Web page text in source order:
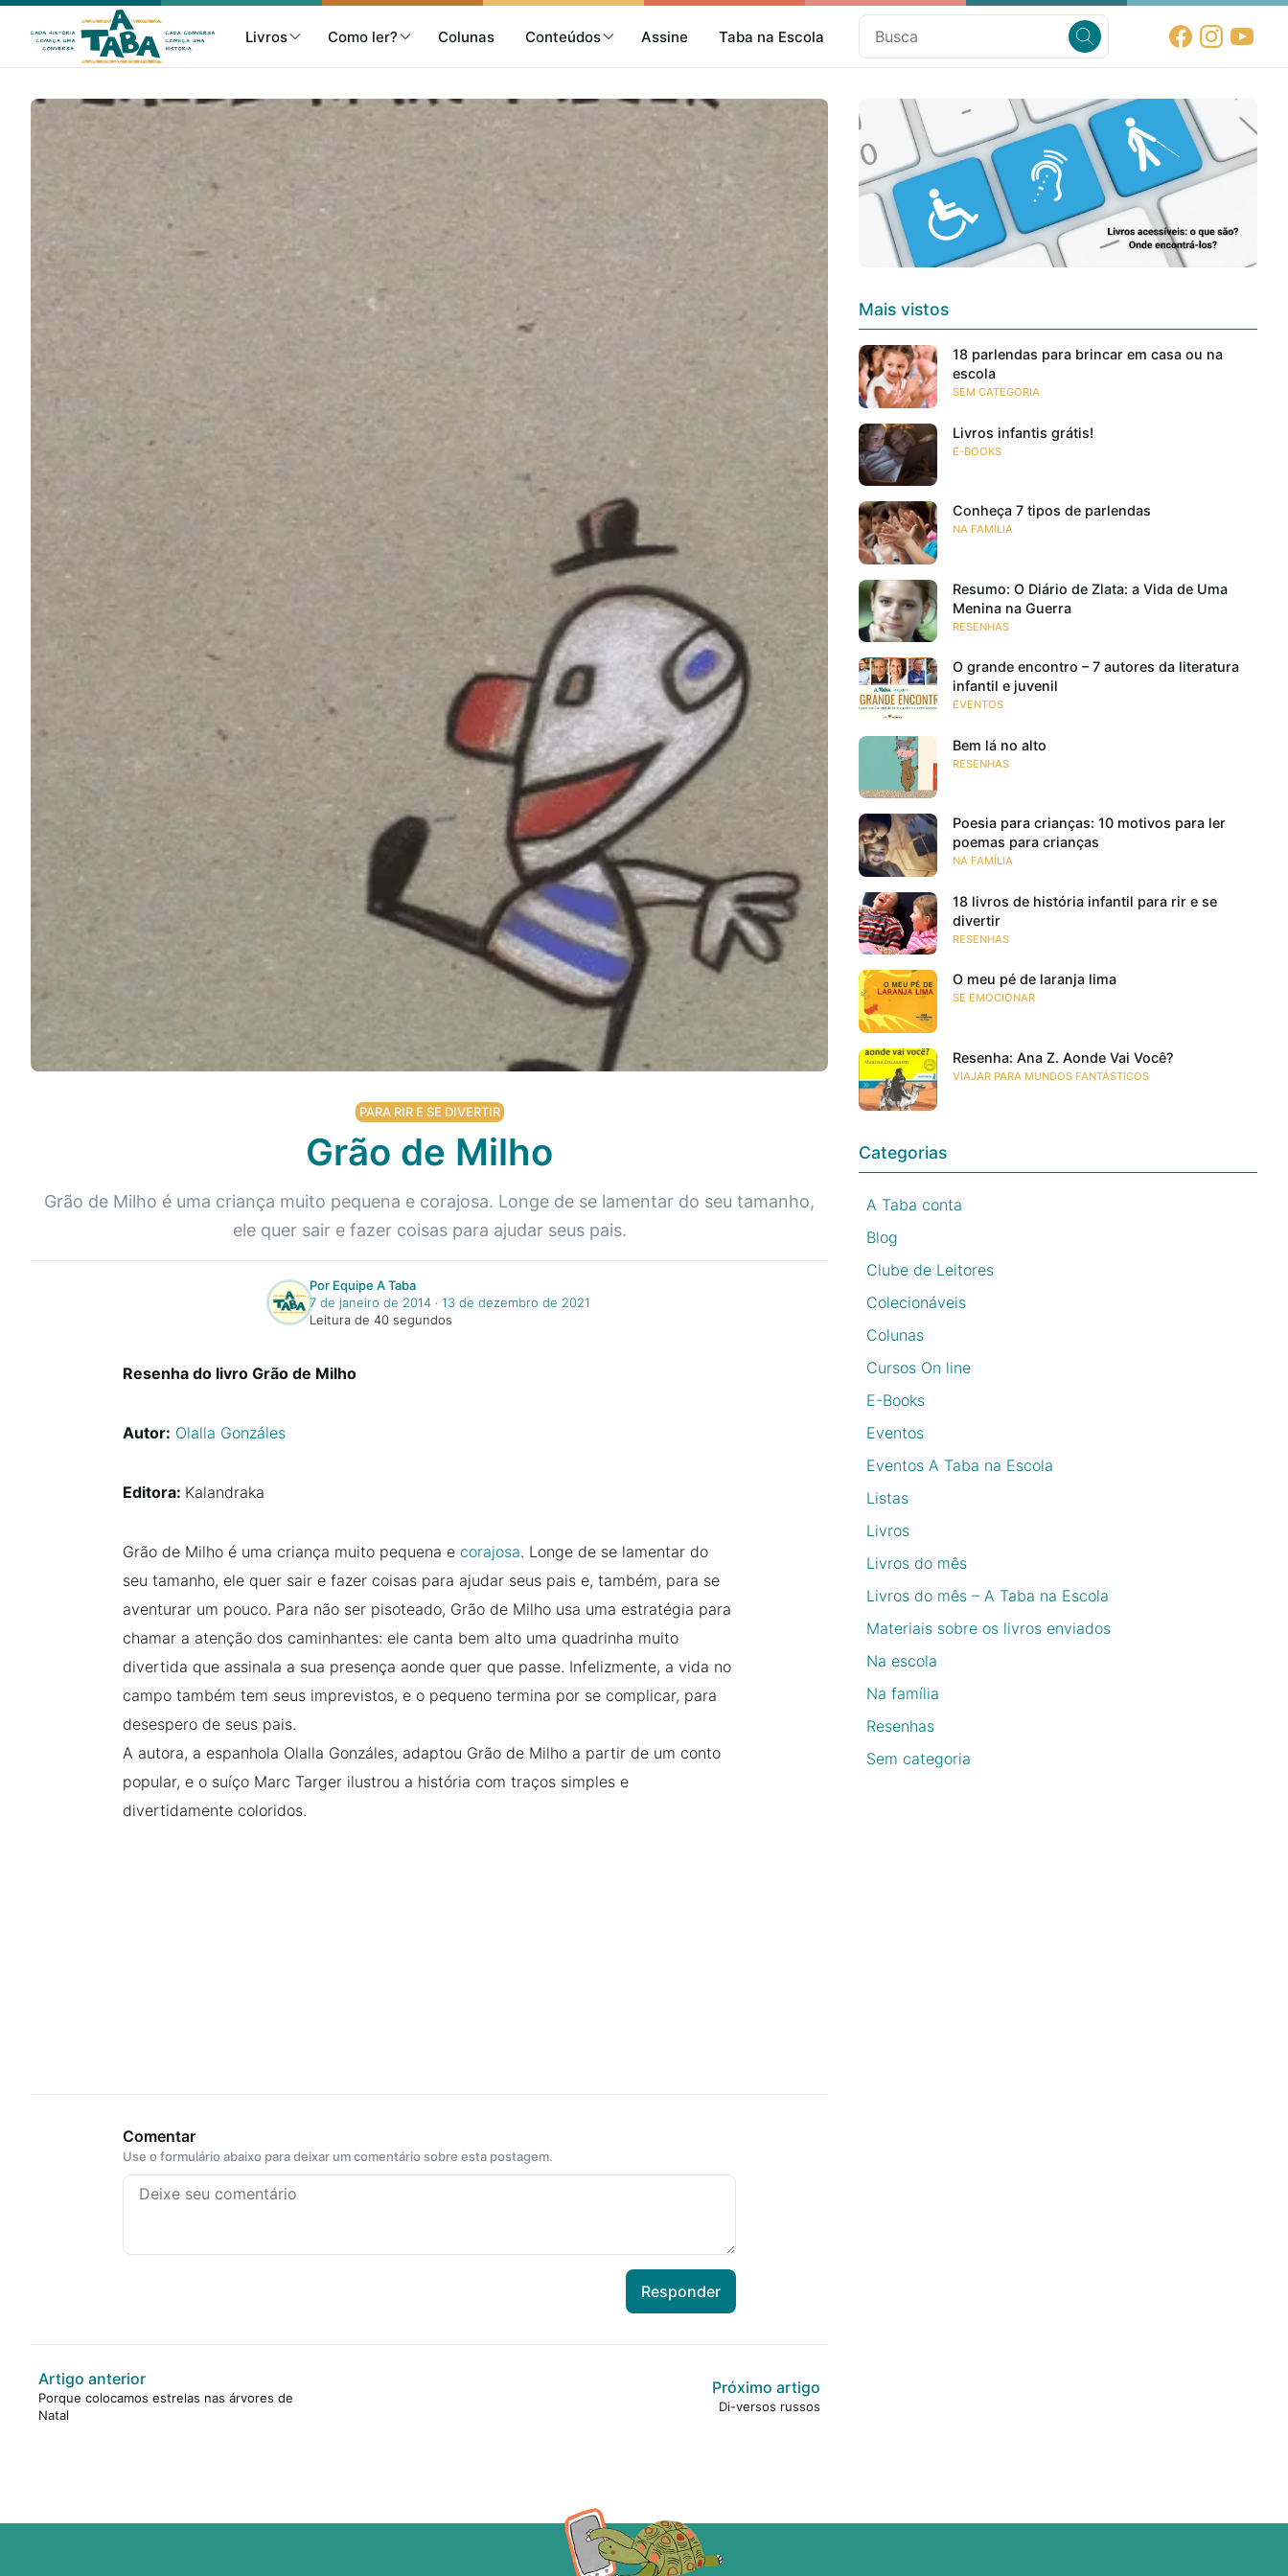
Livros Como ler? Colunas Conteúdos Assine Taba na Escola
Clube de Leitores
Como ler?
Na família
Colecionáveis
Cursos On line
Eventos
Podcast
Taba na Escola
PARA RIR E SE DIVERTIR
Grão de Milho
Grão de Milho é uma criança muito pequena e corajosa. Longe de se lamentar do seu tamanho,
ele quer sair e fazer coisas para ajudar seus pais.
Por Equipe A Taba
7 de janeiro de 2014‧ 13 de dezembro de 2021
Leitura de 40 segundos
Resenha do livro Grão de Milho
Autor: Olalla Gonzáles
Editora: Kalandraka
Grão de Milho é uma criança muito pequena e corajosa. Longe de se lamentar do
seu tamanho, ele quer sair e fazer coisas para ajudar seus pais e, também, para se
aventurar um pouco. Para não ser pisoteado, Grão de Milho usa uma estratégia para
chamar a atenção dos caminhantes: ele canta bem alto uma quadrinha muito
divertida que assinala a sua presença aonde quer que passe. Infelizmente, a vida no
campo também tem seus imprevistos, e o pequeno termina por se complicar, para
desespero de seus pais.
A autora, a espanhola Olalla Gonzáles, adaptou Grão de Milho a partir de um conto
popular, e o suíço Marc Targer ilustrou a história com traços simples e
divertidamente coloridos.
Comentar
Use o formulário abaixo para deixar um comentário sobre esta postagem.
Responder
Artigo anterior
Porque colocamos estrelas nas árvores de
Natal
Próximo artigo
Di-versos russos
Mais vistos
18 parlendas para brincar em casa ou na
escola
SEM CATEGORIA
Livros infantis grátis!
E-BOOKS
Conheça 7 tipos de parlendas
NA FAMÍLIA
Resumo: O Diário de Zlata: a Vida de Uma
Menina na Guerra
RESENHAS
O grande encontro – 7 autores da literatura
infantil e juvenil
EVENTOS
Bem lá no alto
RESENHAS
Poesia para crianças: 10 motivos para ler
poemas para crianças
NA FAMÍLIA
18 livros de história infantil para rir e se
divertir
RESENHAS
O meu pé de laranja lima
SE EMOCIONAR
Resenha: Ana Z. Aonde Vai Você?
VIAJAR PARA MUNDOS FANTÁSTICOS
Categorias
A Taba conta
Blog
Clube de Leitores
Colecionáveis
Colunas
Cursos On line
E-Books
Eventos
Eventos A Taba na Escola
Listas
Livros
Livros do mês
Livros do mês – A Taba na Escola
Materiais sobre os livros enviados
Na escola
Na família
Resenhas
Sem categoria